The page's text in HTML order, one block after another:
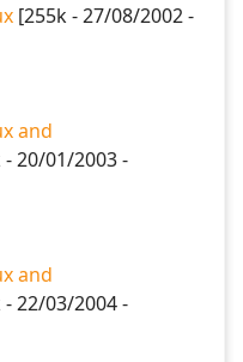
[255k - 27/08/2002 -
and
- 20/01/2003 -
and
- 22/03/2004 -